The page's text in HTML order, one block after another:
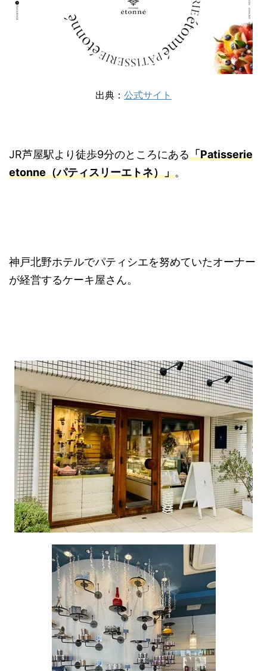
出典： 公式サイト
JR芦屋駅より徒歩9分のところにある「Patisserie
etonne（パティスリーエトネ）」。
神戸北野ホテルでパティシエを努めていたオーナー
が経営するケーキ屋さん。